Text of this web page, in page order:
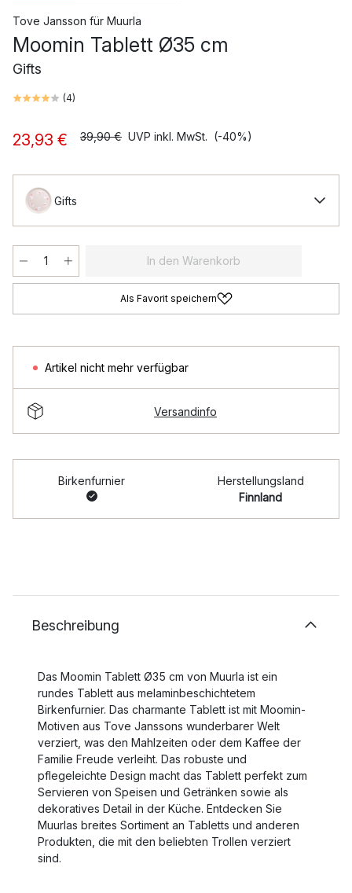
Tove Jansson für Muurla
Moomin Tablett Ø35 cm
Gifts
(4)
23,93 € 39,90 € UVP inkl. MwSt. (-40%)
Gifts
In den Warenkorb
Als Favorit speichern
Artikel nicht mehr verfügbar
Versandinfo
Birkenfurnier
Herstellungsland
Finnland
Beschreibung
Das Moomin Tablett Ø35 cm von Muurla ist ein
rundes Tablett aus melaminbeschichtetem
Birkenfurnier. Das charmante Tablett ist mit Moomin-
Motiven aus Tove Janssons wunderbarer Welt
verziert, was den Mahlzeiten oder dem Kaffee der
Familie Freude verleiht. Das robuste und
pflegeleichte Design macht das Tablett perfekt zum
Servieren von Speisen und Getränken sowie als
dekoratives Detail in der Küche. Entdecken Sie
Muurlas breites Sortiment an Tabletts und anderen
Produkten, die mit den beliebten Trollen verziert
sind.